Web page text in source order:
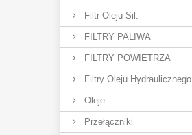
Filtr Oleju Sil.
FILTRY PALIWA
FILTRY POWIETRZA
Filtry Oleju Hydraulicznego
Oleje
Przełączniki